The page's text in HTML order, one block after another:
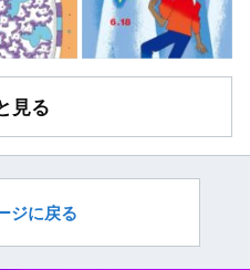
見る
ジに戻る